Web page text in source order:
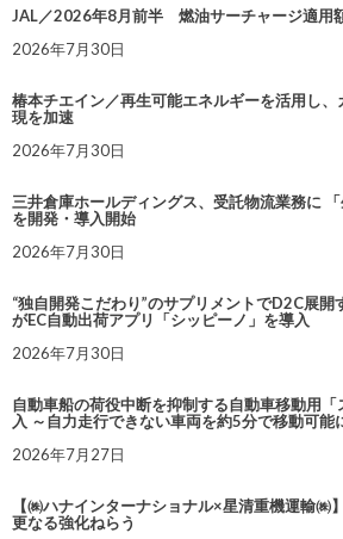
JAL／2026年8月前半 燃油サーチャージ適用
2026年7月30日
椿本チエイン／再生可能エネルギーを活用し
現を加速
2026年7月30日
三井倉庫ホールディングス、受託物流業務に
を開発・導入開始
2026年7月30日
“独自開発こだわり”のサプリメントでD2C展開
がEC自動出荷アプリ「シッピーノ」を導入
2026年7月30日
自動車船の荷役中断を抑制する自動車移動用
入 ～自力走行できない車両を約5分で移動可能
2026年7月27日
【㈱ハナインターナショナル×星清重機運輸㈱
更なる強化ねらう